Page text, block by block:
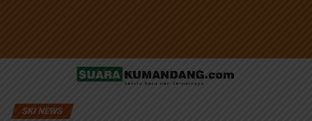
SKI NEWS